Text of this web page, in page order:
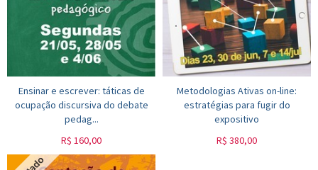
Ensinar e escrever: táticas de
ocupação discursiva do debate
pedag...
R$ 160,00
Metodologias Ativas on-line:
estratégias para fugir do
expositivo
R$ 380,00